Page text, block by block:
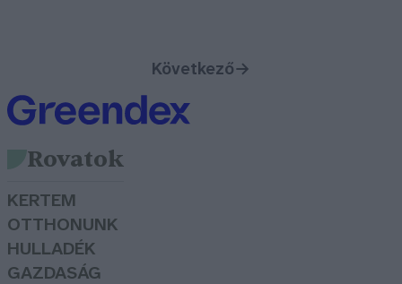
Következő→
Rovatok
KERTEM
OTTHONUNK
HULLADÉK
GAZDASÁG